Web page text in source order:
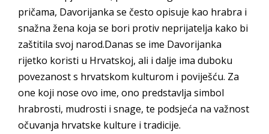
pričama, Davorijanka se često opisuje kao hrabra i
snažna žena koja se bori protiv neprijatelja kako bi
zaštitila svoj narod.Danas se ime Davorijanka
rijetko koristi u Hrvatskoj, ali i dalje ima duboku
povezanost s hrvatskom kulturom i poviješću. Za
one koji nose ovo ime, ono predstavlja simbol
hrabrosti, mudrosti i snage, te podsjeća na važnost
očuvanja hrvatske kulture i tradicije.